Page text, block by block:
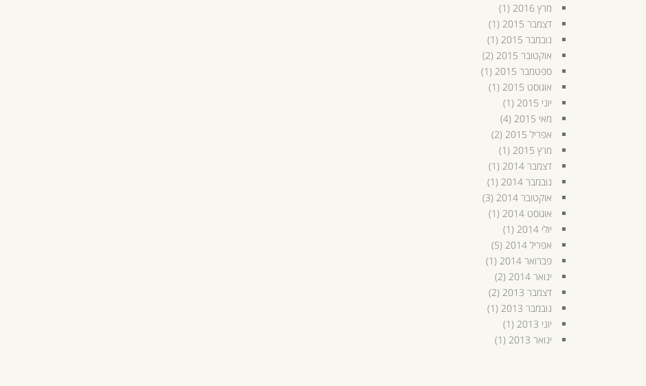
מרץ 2016
(1)
דצמבר 2015
(1)
נובמבר 2015
(1)
אוקטובר 2015
(2)
ספטמבר 2015
(1)
אוגוסט 2015
(1)
יוני 2015
(1)
מאי 2015
(4)
אפריל 2015
(2)
מרץ 2015
(1)
דצמבר 2014
(1)
נובמבר 2014
(1)
אוקטובר 2014
(3)
אוגוסט 2014
(1)
יולי 2014
(1)
אפריל 2014
(5)
פברואר 2014
(1)
ינואר 2014
(2)
דצמבר 2013
(2)
נובמבר 2013
(1)
יוני 2013
(1)
ינואר 2013
(1)